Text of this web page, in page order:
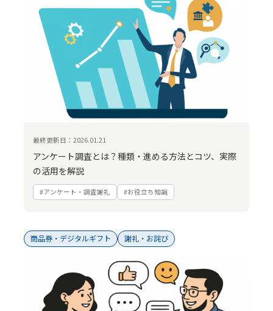
最終更新日：2026.01.21
アンケート調査とは？種類・進める方法とコツ、実際
の活用を解説
#アンケート・調査謝礼 #お役立ち知識
商品券・デジタルギフト 謝礼・お詫び